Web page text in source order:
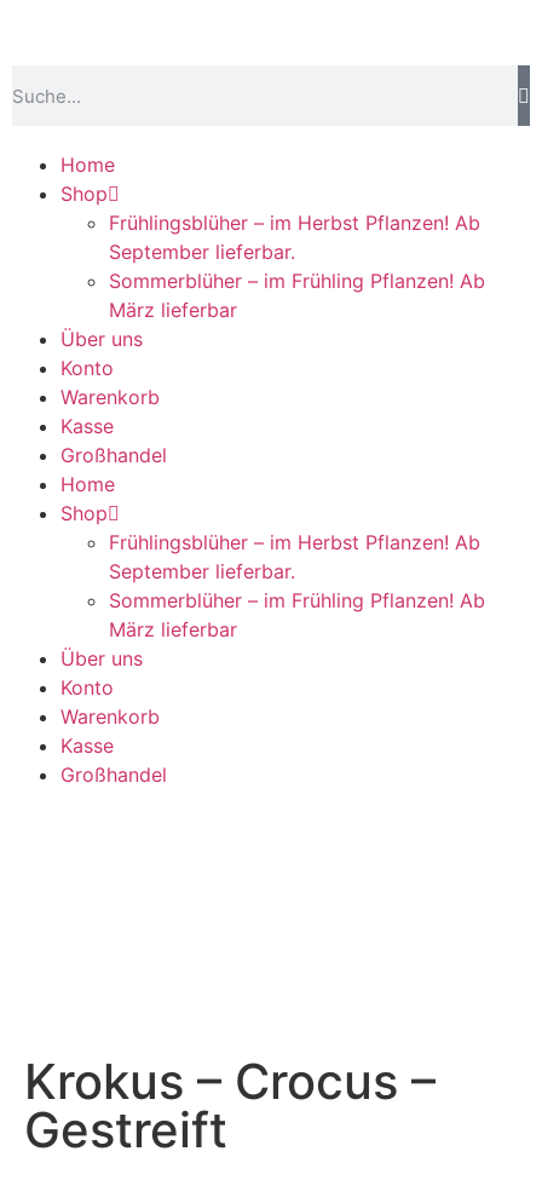
Home
Shop
Frühlingsblüher – im Herbst Pflanzen! Ab
September lieferbar.
Sommerblüher – im Frühling Pflanzen! Ab
März lieferbar
Über uns
Konto
Warenkorb
Kasse
Großhandel
Home
Shop
Frühlingsblüher – im Herbst Pflanzen! Ab
September lieferbar.
Sommerblüher – im Frühling Pflanzen! Ab
März lieferbar
Über uns
Konto
Warenkorb
Kasse
Großhandel
Krokus – Crocus –
Gestreift